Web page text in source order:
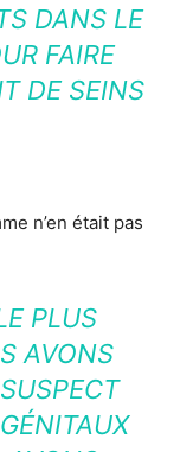
DANS LE
FAIRE
DE SEINS
n’en était pas
PLUS
AVONS